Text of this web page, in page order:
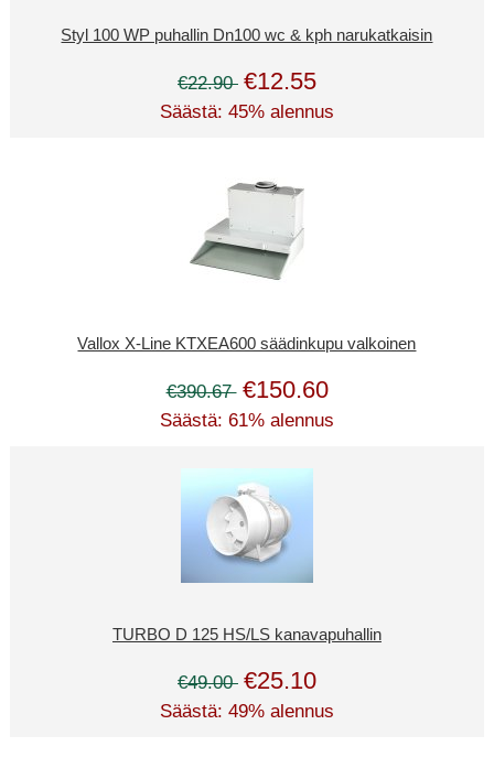
Styl 100 WP puhallin Dn100 wc & kph narukatkaisin
€22.90 €12.55
Säästä: 45% alennus
Vallox X-Line KTXEA600 säädinkupu valkoinen
€390.67 €150.60
Säästä: 61% alennus
TURBO D 125 HS/LS kanavapuhallin
€49.00 €25.10
Säästä: 49% alennus